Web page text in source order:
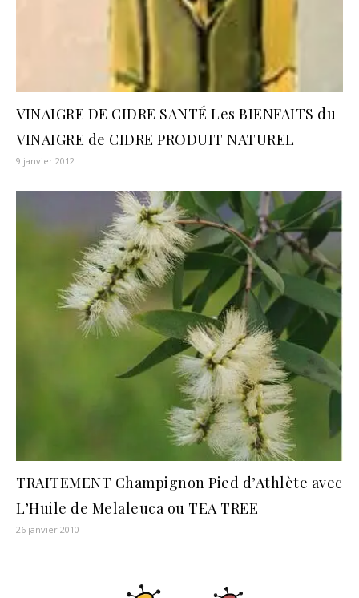
VINAIGRE DE CIDRE SANTÉ Les BIENFAITS du
VINAIGRE de CIDRE PRODUIT NATUREL
9 janvier 2012
TRAITEMENT Champignon Pied d’Athlète avec
L’Huile de Melaleuca ou TEA TREE
26 janvier 2010